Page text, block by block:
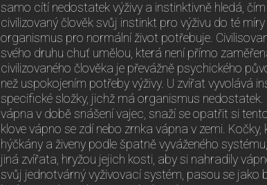
samo cítí nedostatek výživy a instinktivně hledá,
civilizovaný člověk svůj instinkt pro výživu do té
organismus pro normální život potřebuje.
svého druhu chuť umělou, která není přímo
civilizovaného člověka je převážně psychického
než uspokojením potřeby výživy. U zvířat vyvolává
specifické složky, jichž má organismus
vápna v době snášení vajec, snaží se opatřit si
klove vápno se zdí nebo zrnka vápna v zemi.
hýčkány a živeny podle špatně vyváženého
jiná zvířata, hryžou jejich kosti, aby si nahradily
svůj jednotvárný vyživovací systém, pasou se jako